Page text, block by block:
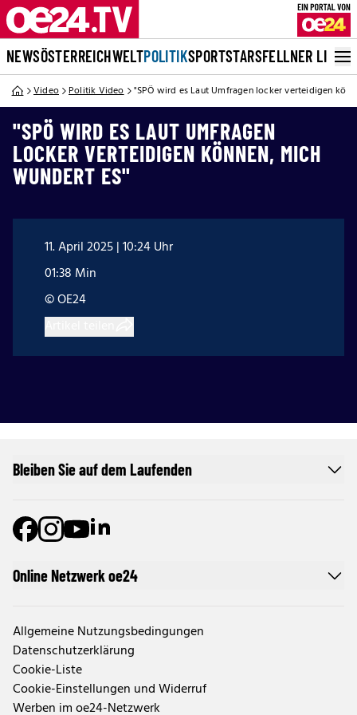
NEWSÖSTERREICHWELTPOLITIKSPORTSTARSFELLNER LIVE
Video Politik Video "SPÖ wird es Laut Umfragen locker verteidigen
"SPÖ WIRD ES LAUT UMFRAGEN
LOCKER VERTEIDIGEN KÖNNEN, MICH
WUNDERT ES"
11. April 2025 | 10:24 Uhr
01:38 Min
© OE24
Online Netzwerk oe24
Allgemeine Nutzungsbedingungen
Datenschutzerklärung
Cookie-Liste
Cookie-Einstellungen und Widerruf
Werben im oe24-Netzwerk
Bleiben Sie auf dem Laufenden